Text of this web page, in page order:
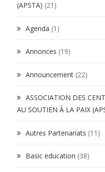
(APSTA) (21)
Agenda (1)
Annonces (19)
Announcement (22)
ASSOCIATION DES
AU SOUTIEN À LA PAIX
Autres Partenariats (11)
Basic education (38)